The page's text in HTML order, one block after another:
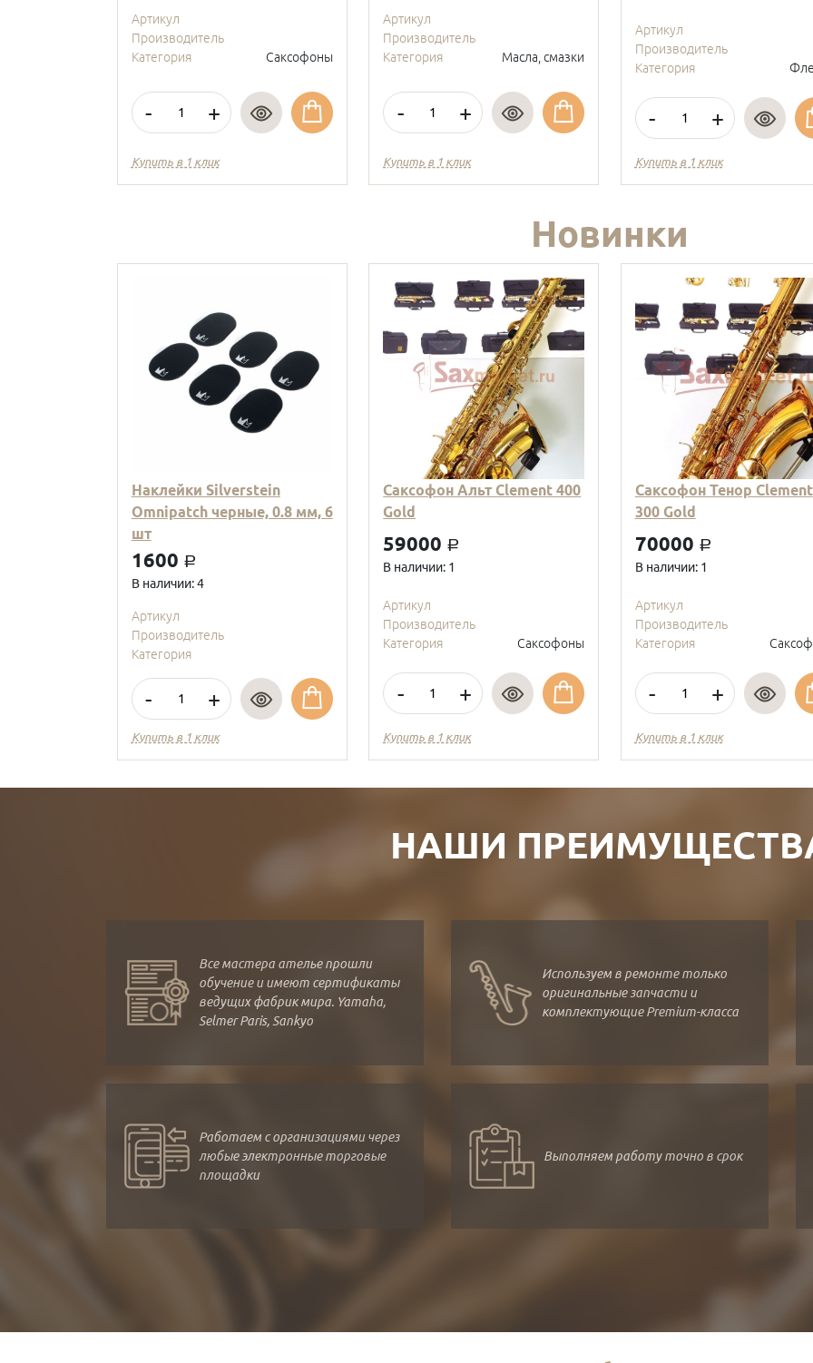
Артикул
Производитель
Категория
Саксофоны
- +
Купить в 1 клик
Артикул
Производитель
Категория
Масла, смазки
- +
Купить в 1 клик
Артикул
Производитель
Категория
- +
Купить в 1 клик
Новинки
Наклейки Silverstein
Omnipatch черные, 0.8 мм, 6
шт
1600 a
В наличии: 4
Артикул
Производитель
Категория
- +
Купить в 1 клик
Саксофон Альт Clement 400
Gold
59000 a
В наличии: 1
Артикул
Производитель
Категория
Саксофоны
- +
Купить в 1 клик
Саксофон Тенор Clement
300 Gold
70000 a
В наличии: 1
Артикул
Производитель
Категория
- +
Купить в 1 клик
НАШИ
Все мастера ателье прошли
обучение и имеют сертификаты
ведущих фабрик мира. Yamaha,
Selmer Paris, Sankyo
Используем в ремонте только
оригинальные запчасти и
комплектующие Premium-класса
Работаем с организациями через
любые электронные торговые
площадки
Выполняем работу точно в срок